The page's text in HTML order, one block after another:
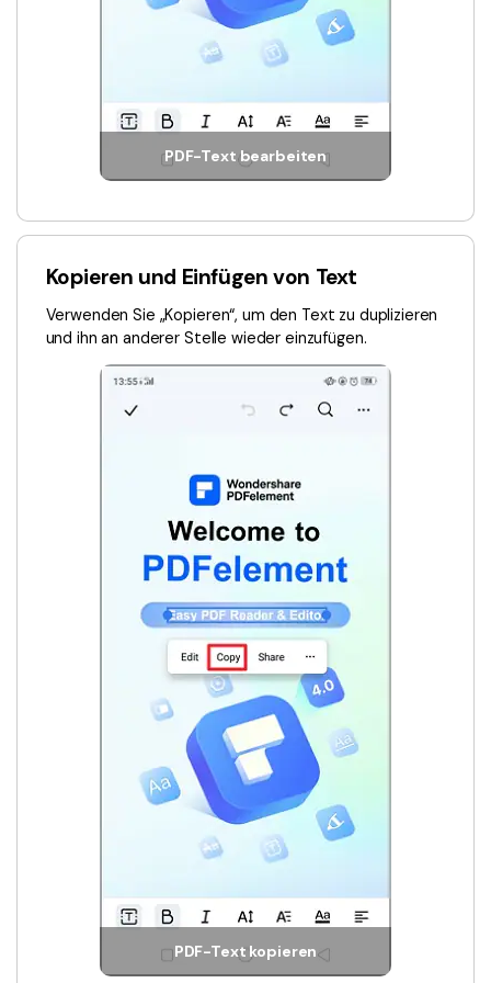
PDF-Text bearbeiten
Kopieren und Einfügen von Text
Verwenden Sie „Kopieren“, um den Text zu duplizieren
und ihn an anderer Stelle wieder einzufügen.
PDF-Text kopieren